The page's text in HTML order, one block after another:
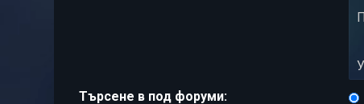
Търсене в под форуми: